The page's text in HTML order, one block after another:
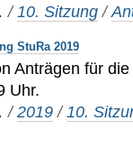
/ 10. Sitzung /
StuRa 2019
Anträgen für
Uhr.
/2019 / 10.